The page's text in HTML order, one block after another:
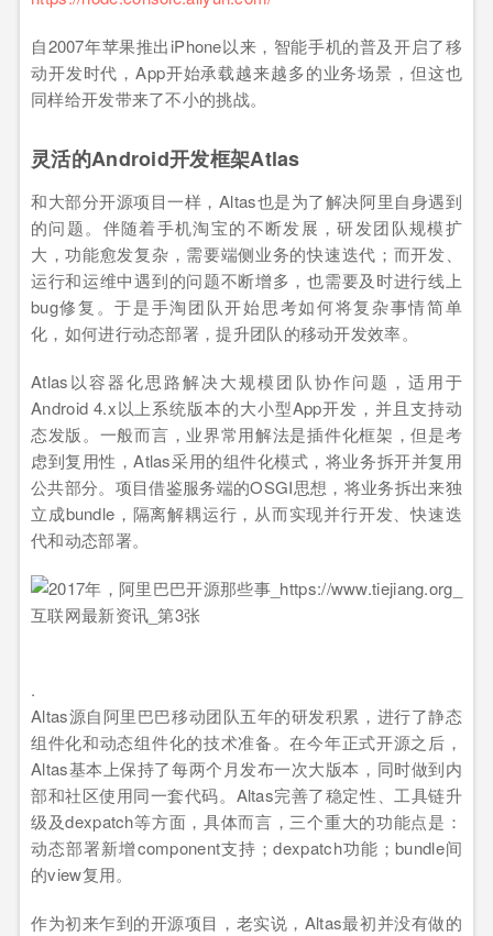
自2007年苹果推出iPhone以来，智能手机的普及开启了移
动开发时代，App开始承载越来越多的业务场景，但这也
同样给开发带来了不小的挑战。
灵活的Android开发框架Atlas
和大部分开源项目一样，Altas也是为了解决阿里自身遇到
的问题。伴随着手机淘宝的不断发展，研发团队规模扩
大，功能愈发复杂，需要端侧业务的快速迭代；而开发、
运行和运维中遇到的问题不断增多，也需要及时进行线上
bug修复。于是手淘团队开始思考如何将复杂事情简单
化，如何进行动态部署，提升团队的移动开发效率。
Atlas以容器化思路解决大规模团队协作问题，适用于
Android 4.x以上系统版本的大小型App开发，并且支持动
态发版。一般而言，业界常用解法是插件化框架，但是考
虑到复用性，Atlas采用的组件化模式，将业务拆开并复用
公共部分。项目借鉴服务端的OSGI思想，将业务拆出来独
立成bundle，隔离解耦运行，从而实现并行开发、快速迭
代和动态部署。
.
Altas源自阿里巴巴移动团队五年的研发积累，进行了静态
组件化和动态组件化的技术准备。在今年正式开源之后，
Altas基本上保持了每两个月发布一次大版本，同时做到内
部和社区使用同一套代码。Altas完善了稳定性、工具链升
级及dexpatch等方面，具体而言，三个重大的功能点是：
动态部署新增component支持；dexpatch功能；bundle间
的view复用。
作为初来乍到的开源项目，老实说，Altas最初并没有做的